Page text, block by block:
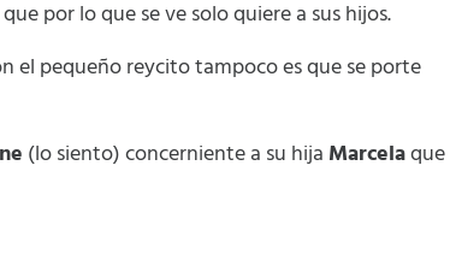
que por lo que se ve solo quiere a sus hijos.
el pequeño reycito tampoco es que se porte
(lo siento) concerniente a su hija Marcelaque